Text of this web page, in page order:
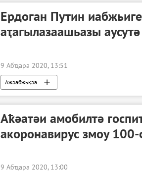
Ердоган Путин
аҭагылазаашьазы
9 Абҵара 2020, 13:51
Ажәабжьқәа
Аҟәатәи амобилтә
акоронавирус змоу
9 Абҵара 2020, 13:00